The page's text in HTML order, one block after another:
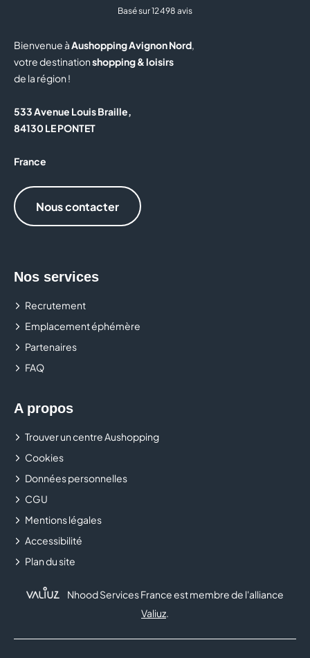
Basé sur 12 498 avis
Bienvenue àAushopping Avignon Nord,
votre destinationshopping & loisirs
de la région !
533 Avenue Louis Braille,
84130 LE PONTET
France
Nous contacter
Nos services
Recrutement
Emplacement éphémère
Partenaires
FAQ
A propos
Trouver un centre Aushopping
Cookies
Données personnelles
CGU
Mentions légales
Accessibilité
Plan du site
Nhood Services France est membre de l'alliance
Valiuz.